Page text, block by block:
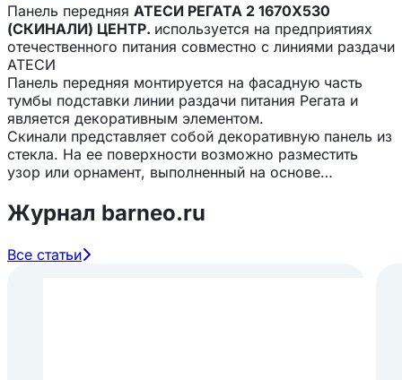
Панель передняя АТЕСИ РЕГАТА 2 1670Х530
(СКИНАЛИ) ЦЕНТР. используется на предприятиях
отечественного питания совместно с линиями раздачи
АТЕСИ
Панель передняя монтируется на фасадную часть
тумбы подставки линии раздачи питания Регата и
является декоративным элементом.
Скинали представляет собой декоративную панель из
стекла. На ее поверхности возможно разместить
узор или орнамент, выполненный на основе
помощи специального комплекта поддержки, не
требуя дополнительного сверления.
— Высокий уровень влагостойкости, материал
Журнал barneo.ru
Все статьи